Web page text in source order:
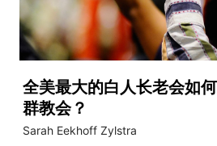
全美最大的白人长老会如
群教会？
Sarah Eekhoff Zylstra